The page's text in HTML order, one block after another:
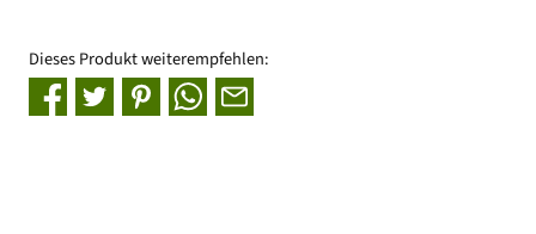
Dieses Produkt weiterempfehlen: